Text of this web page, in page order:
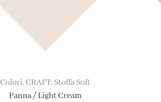
Colori, CRAFT, Stoffa Soft
Panna / Light Cream